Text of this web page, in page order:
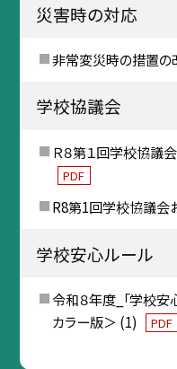
災害時の対応
非常変災時の措置の
学校協議会
Ｒ８第１回学校協
PDF
R8第1回学校協議会
学校安心ルール
令和８年度_「学校安
カラー版＞ (1)
PDF